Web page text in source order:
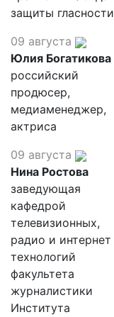
защиты гласности
09 августа
Юлия Богатикова
российский
продюсер,
медиаменеджер,
актриса
09 августа
Нина Ростова
заведующая
кафедрой
телевизионных,
радио и интернет
технологий
факультета
журналистики
Института